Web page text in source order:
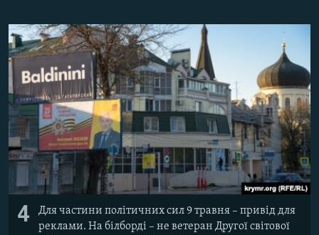
4
Для частини політичних сил 9 травня – привід для
реклами. На білборді – не ветеран Другої світової